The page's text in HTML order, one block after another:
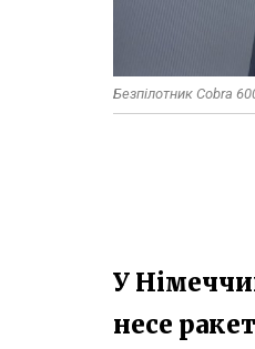
Безпілотник Cobra
У
несе